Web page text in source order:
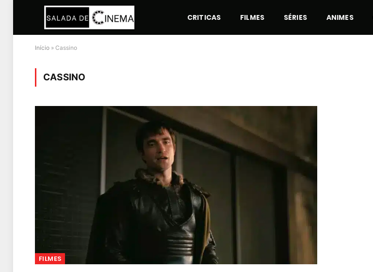
CRITICAS FILMES SÉRIES ANIMES
Início » Cassino
CASSINO
FILMES